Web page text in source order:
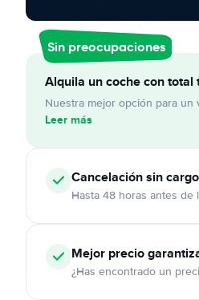
Sin preocupaciones
Alquila un coche con total
Nuestra mejor opción para un
Leer más
Cancelaciónsin cargo
Hasta 48 horas antes de
Mejor precio
¿Has encontrado un